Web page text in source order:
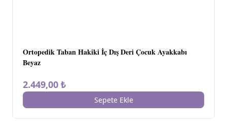
Ortopedik Taban Hakiki İç Dış Deri Çocuk Ayakkabı
Beyaz
2.449,00 ₺
Sepete Ekle